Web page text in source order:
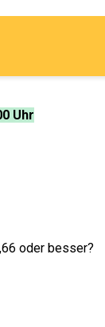
Uhr
oder besser?